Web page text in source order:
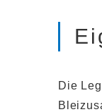
Die